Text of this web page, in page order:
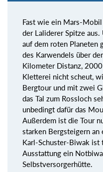
Fast wie ein Mars-
der Laliderer Spitze
auf dem roten Planeten
des Karwendels über
Kilometer Distanz,
Kletterei nicht scheut,
Bergtour und mit zwei
das Tal zum Rossloch
unbedingt dafür das
Außerdem ist die Tour
starken Bergsteigern an
Karl-Schuster-Biwak
Ausstattung ein
Selbstversorgerhütte.